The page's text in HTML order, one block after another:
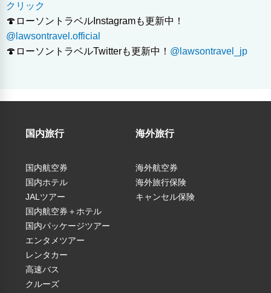
クリック
🍄ローソントラベルInstagramも更新中！
@lawsontravel.official
🍄ローソントラベルTwitterも更新中！ @lawsontravel_jp
国内旅行
国内航空券
国内ホテル
JALツアー
国内航空券＋ホテル
国内パッケージツアー
エンタメツアー
レンタカー
高速バス
クルーズ
海外旅行
海外航空券
海外旅行保険
キャンセル保険